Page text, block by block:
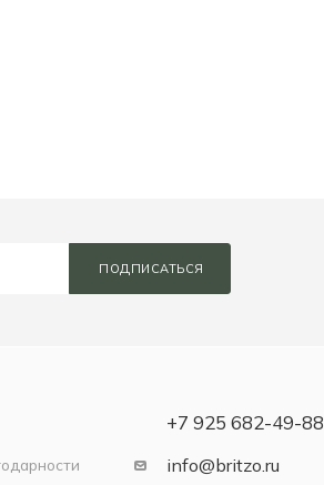
ПОДПИСАТЬСЯ
+7 925 682-49-88
info@britzo.ru